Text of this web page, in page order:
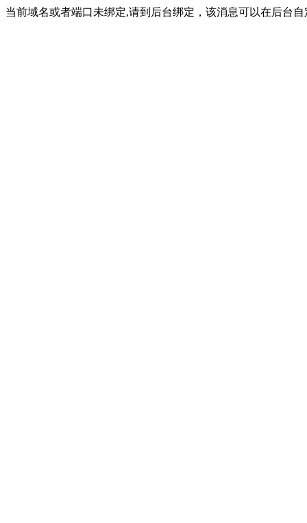
当前域名或者端口未绑定,请到后台绑定，该消息可以在后台自